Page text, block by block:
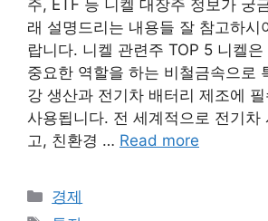
주, ETF 등 니켈 대장주 정보가 궁
래 설명드리는 내용들 잘 참고하시
랍니다. 니켈 관련주 TOP 5 니켈은
중요한 역할을 하는 비철금속으로
강 생산과 전기차 배터리 제조에
사용됩니다. 전 세계적으로 전기차
고, 친환경 … Read more
Categories
경제